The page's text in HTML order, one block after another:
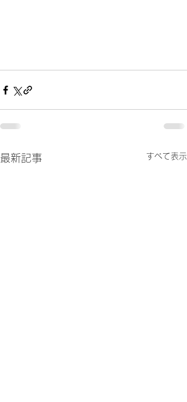
最新記事 すべて表示